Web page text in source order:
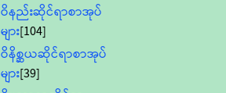
ဝိနည်းဆိုင်ရာစာအုပ်
များ[104]
ဝိနိစ္ဆယဆိုင်ရာစာအုပ်
များ[39]